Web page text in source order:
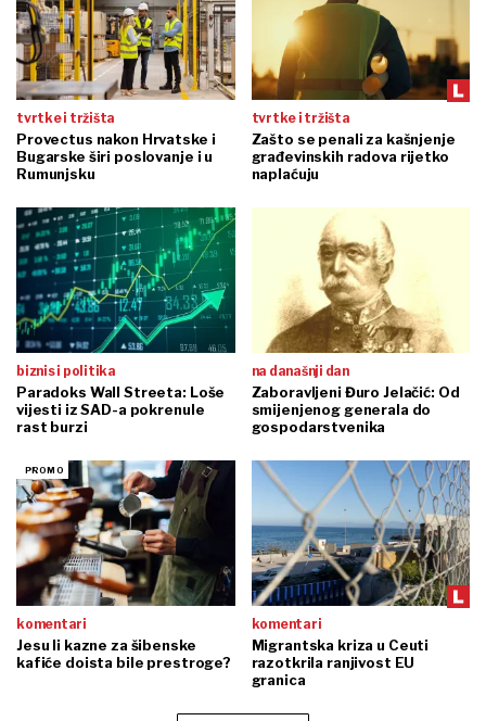
tvrtke i tržišta
Provectus nakon Hrvatske i
Bugarske širi poslovanje i u
Rumunjsku
tvrtke i tržišta
Zašto se penali za kašnjenje
građevinskih radova rijetko
naplaćuju
biznis i politika
Paradoks Wall Streeta: Loše
vijesti iz SAD-a pokrenule
rast burzi
na današnji dan
Zaboravljeni Đuro Jelačić: Od
smijenjenog generala do
gospodarstvenika
komentari
Jesu li kazne za šibenske
kafiće doista bile prestroge?
komentari
Migrantska kriza u Ceuti
razotkrila ranjivost EU
granica